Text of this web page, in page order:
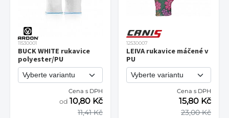
11530001
BUCK WHITE rukavice
polyester/PU
Cena s DPH
11,41 Kč
od 10,80 Kč
12530007
LEIVA rukavice máčené v
PU
Cena s DPH
23,00 Kč
15,80 Kč